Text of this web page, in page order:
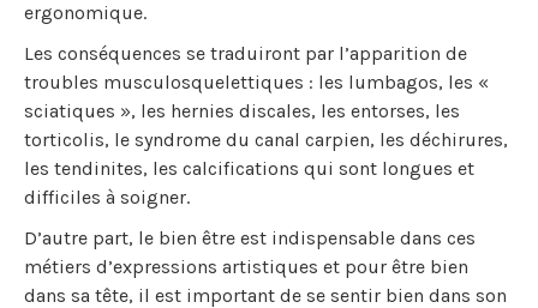
ergonomique.
Les conséquences se traduiront par l’apparition de
troubles musculosquelettiques : les lumbagos, les «
sciatiques », les hernies discales, les entorses, les
torticolis, le syndrome du canal carpien, les déchirures,
les tendinites, les calcifications qui sont longues et
difficiles à soigner.
D’autre part, le bien être est indispensable dans ces
métiers d’expressions artistiques et pour être bien
dans sa tête, il est important de se sentir bien dans son